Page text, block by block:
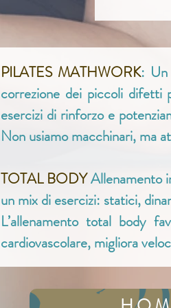
PILATES MATHWORK: Un
correzione dei piccoli difetti
esercizi di rinforzo e
Non usiamo macchinari, ma
TOTAL BODYAllenamento
un mix di esercizi: statici,
L’allenamento total body
cardiovascolare, migliora